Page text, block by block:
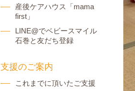
産後ケアハウス「mama
first」
LINE@でベビースマイル
石巻と友だち登録
支援のご案内
これまでに頂いたご支援